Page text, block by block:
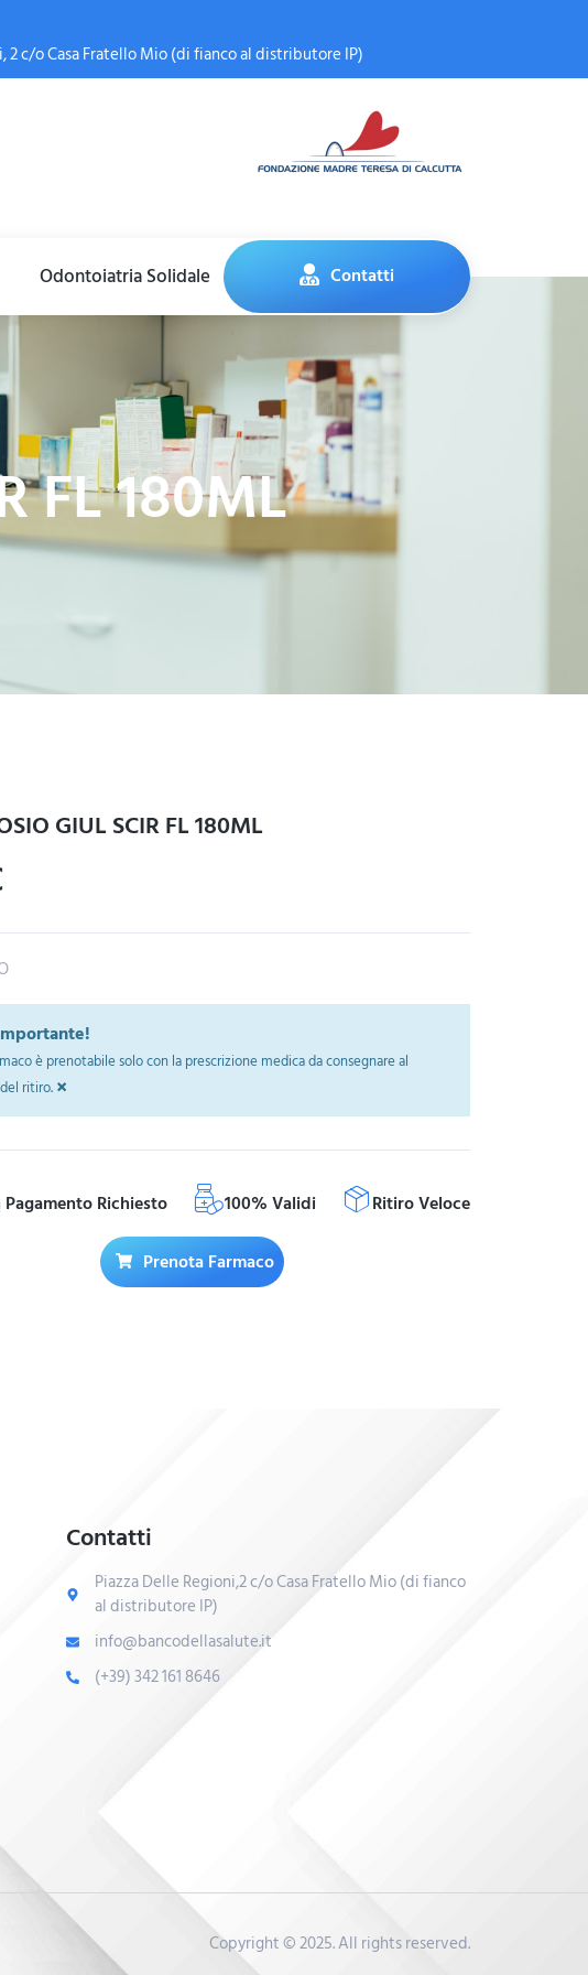
2 c/o Casa Fratello Mio (di fianco al distributore IP)
Odontoiatria Solidale Contatti
FL 180ML
GIUL SCIR FL 180ML
è prenotabile solo con la prescrizione medica da consegnare al
ritiro.×
Pagamento Richiesto 100% Validi Ritiro Veloce
Prenota Farmaco
Contatti
Piazza Delle Regioni,2 c/o Casa Fratello Mio (di fianco
al distributore IP)
info@bancodellasalute.it
(+39) 342 161 8646
Copyright © 2025. All rights reserved.